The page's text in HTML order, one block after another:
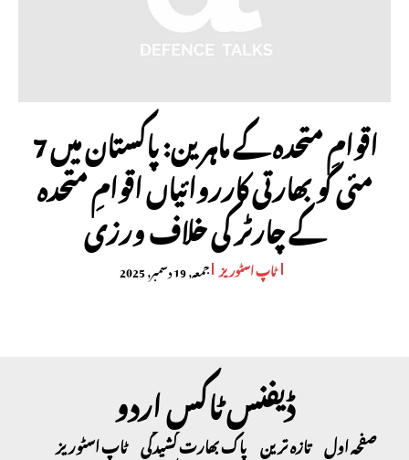
اقوامِ متحدہ کے ماہرین: پاکستان میں 7
مئی کو بھارتی کارروائیاں اقوامِ متحدہ
کے چارٹر کی خلاف ورزی
ٹاپ اسٹوریز جمعہ, 19 دسمبر, 2025
ڈیفنس ٹاکس اردو
صفحہ اول تازہ ترین پاک بھارت کشیدگی ٹاپ اسٹوریز